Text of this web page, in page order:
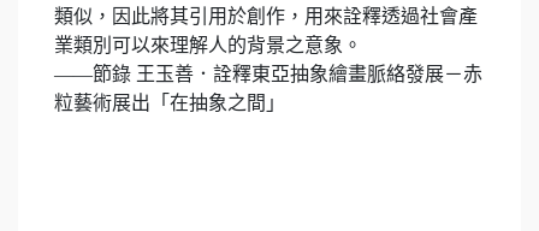
類似，因此將其引用於創作，用來詮釋透過社會產
業類別可以來理解人的背景之意象。
——節錄 王玉善．詮釋東亞抽象繪畫脈絡發展－赤
粒藝術展出「在抽象之間」